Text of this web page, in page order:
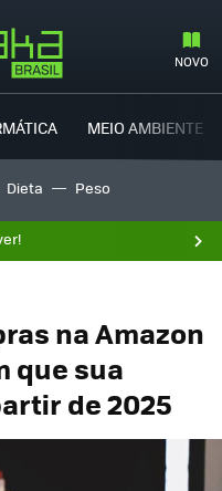
NOVO
MEIO AMBIENTE
Dieta Peso
na Amazon
que sua
de 2025